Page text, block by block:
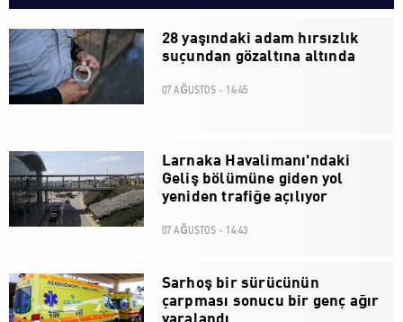
28 yaşındaki adam hırsızlık
suçundan gözaltına altında
07 AĞUSTOS - 14:45
Larnaka Havalimanı'ndaki
Geliş bölümüne giden yol
yeniden trafiğe açılıyor
07 AĞUSTOS - 14:43
Sarhoş bir sürücünün
çarpması sonucu bir genç ağır